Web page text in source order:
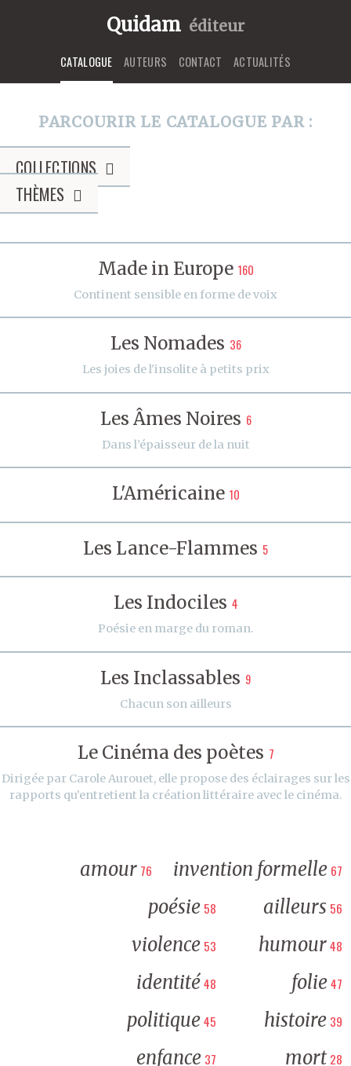
Quidam éditeur
CATALOGUE AUTEURS CONTACT ACTUALITÉS
PARCOURIR LE CATALOGUE PAR :
COLLECTIONS
THÈMES
Made in Europe 160
Continent sensible en forme de voix
Les Nomades 36
Les joies de l'insolite à petits prix
Les Âmes Noires 6
Dans l’épaisseur de la nuit
L'Américaine 10
Les Lance-Flammes 5
Les Indociles 4
Poésie en marge du roman.
Les Inclassables 9
Chacun son ailleurs
Le Cinéma des poètes 7
Dirigée par Carole Aurouet, elle propose des éclairages sur les
rapports qu’entretient la création littéraire avec le cinéma.
amour 76 invention formelle 67
poésie 58 ailleurs 56
violence 53 humour48
identité48 folie47
politique45 histoire 39
enfance 37 mort 28